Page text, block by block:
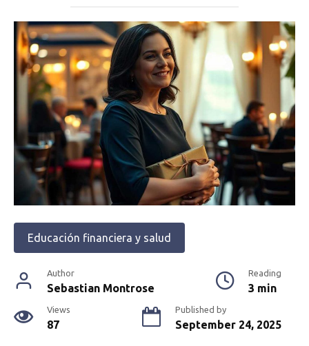
Educación financiera y salud
Author
Sebastian Montrose
Reading
3 min
Views
87
Published by
September 24, 2025